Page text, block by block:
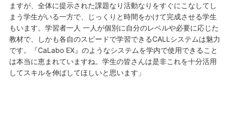
ますが、全体に提示された課題なり活動なりをすぐにこなしてし
まう学生がいる一方で、じっくりと時間をかけて完成させる学生
もいます。学習者一人 一人が個別に自分のレベルや必要に応じた
教材で、しかも各自のスピードで学習できるCALLシステムは魅力
です。『CaLabo EX』のようなシステムを学内で使用できること
は本当に恵まれていますね。学生の皆さんは是非これを十分活用
してスキルを伸ばしてほしいと思います」